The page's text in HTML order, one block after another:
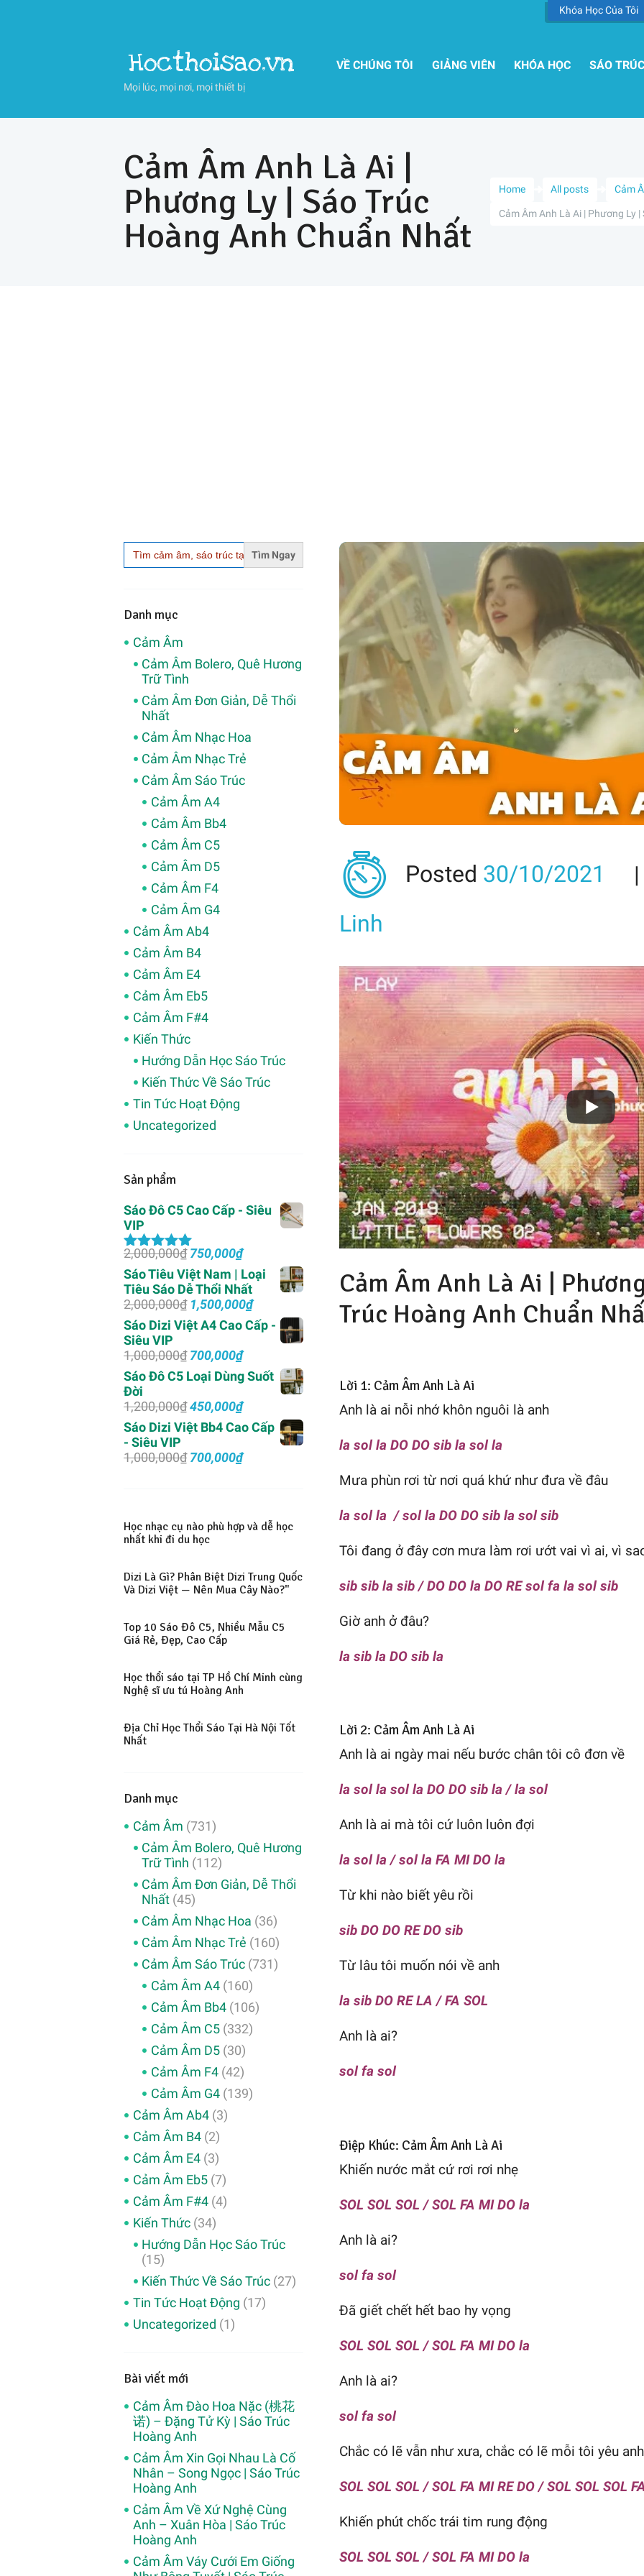
Khóa Học Của Tôi
Hocthoisao.vn
Mọi lúc, mọi nơi, mọi thiết bị
VỀ CHÚNG TÔI GIẢNG VIÊN KHÓA HỌC SÁO TRÚC
Home All posts Cảm
Cảm Âm Anh Là Ai | Phương Ly
Cảm Âm Anh Là Ai |
Phương Ly | Sáo Trúc
Hoàng Anh Chuẩn Nhất
Posted 30/10/2021
Linh
Cảm Âm Anh Là Ai |
Trúc Hoàng Anh Chuẩn
Lời 1: Cảm Âm Anh Là Ai
Anh là ai nỗi nhớ khôn nguôi là anh
la sol la DO DO sib la sol la
Mưa phùn rơi từ nơi quá khứ như đưa về đâu
la sol la / sol la DO DO sib la sol sib
Tôi đang ở đây cơn mưa làm rơi ướt vai vì ai, vì
sib sib la sib / DO DO la DO RE sol fa la sol sib
Giờ anh ở đâu?
la sib la DO sib la
Lời 2: Cảm Âm Anh Là Ai
Anh là ai ngày mai nếu bước chân tôi cô đơn về
la sol la sol la DO DO sib la / la sol
Anh là ai mà tôi cứ luôn luôn đợi
la sol la / sol la FA MI DO la
Từ khi nào biết yêu rồi
sib DO DO RE DO sib
Từ lâu tôi muốn nói về anh
la sib DO RE LA / FA SOL
Anh là ai?
sol fa sol
Điệp Khúc: Cảm Âm Anh Là Ai
Khiến nước mắt cứ rơi rơi nhẹ
SOL SOL SOL / SOL FA MI DO la
Anh là ai?
sol fa sol
Đã giết chết hết bao hy vọng
SOL SOL SOL / SOL FA MI DO la
Anh là ai?
sol fa sol
Chắc có lẽ vẫn như xưa, chắc có lẽ mỗi tôi yêu anh
SOL SOL SOL / SOL FA MI RE DO / SOL SOL SOL
Khiến phút chốc trái tim rung động
SOL SOL SOL / SOL FA MI DO la
Search
for:
Danh mục
Cảm Âm
Cảm Âm Bolero, Quê Hương
Trữ Tình
Cảm Âm Đơn Giản, Dễ Thổi
Nhất
Cảm Âm Nhạc Hoa
Cảm Âm Nhạc Trẻ
Cảm Âm Sáo Trúc
Cảm Âm A4
Cảm Âm Bb4
Cảm Âm C5
Cảm Âm D5
Cảm Âm F4
Cảm Âm G4
Cảm Âm Ab4
Cảm Âm B4
Cảm Âm E4
Cảm Âm Eb5
Cảm Âm F#4
Kiến Thức
Hướng Dẫn Học Sáo Trúc
Kiến Thức Về Sáo Trúc
Tin Tức Hoạt Động
Uncategorized
Sản phẩm
Sáo Đô C5 Cao Cấp - Siêu
VIP
Được xếp
hạng5.005
sao
2,000,000₫ Giá
gốc
là:
2,000,000₫.
750,000₫Giá
hiện
tại
là:
750,000₫.
Sáo Tiêu Việt Nam | Loại
Tiêu Sáo Dễ Thổi Nhất
2,000,000₫ Giá
gốc
là:
2,000,000₫.
1,500,000₫Giá
hiện
tại
Sáo Dizi Việt A4 Cao Cấp -
Siêu VIP
1,000,000₫ Giá
gốc
là:
1,000,000₫.
700,000₫Giá
hiện
tại
là:
Sáo Đô C5 Loại Dùng Suốt
Đời
1,200,000₫Giá
gốc
là:
1,200,000₫.
450,000₫Giá
hiện
tại
là:
Sáo Dizi Việt Bb4 Cao Cấp
- Siêu VIP
1,000,000₫ Giá
700,000₫Giá
700,000₫.
Học nhạc cụ nào phù hợp và dễ học
nhất khi đi du học
Dizi Là Gì? Phân Biệt Dizi Trung Quốc
Và Dizi Việt — Nên Mua Cây Nào?"
Top 10 Sáo Đô C5, Nhiều Mẫu C5
Giá Rẻ, Đẹp, Cao Cấp
Học thổi sáo tại TP Hồ Chí Minh cùng
Nghệ sĩ ưu tú Hoàng Anh
Địa Chỉ Học Thổi Sáo Tại Hà Nội Tốt
Nhất
Danh mục
Cảm Âm (731)
Cảm Âm Bolero, Quê Hương
Trữ Tình (112)
Cảm Âm Đơn Giản, Dễ Thổi
Nhất (45)
Cảm Âm Nhạc Hoa (36)
Cảm Âm Nhạc Trẻ (160)
Cảm Âm Sáo Trúc (731)
Cảm Âm A4(160)
Cảm Âm Bb4(106)
Cảm Âm C5(332)
Cảm Âm D5(30)
Cảm Âm F4(42)
Cảm Âm G4(139)
Cảm Âm Ab4(3)
Cảm Âm B4(2)
Cảm Âm E4(3)
Cảm Âm Eb5(7)
Cảm Âm F#4(4)
Kiến Thức(34)
Hướng Dẫn Học Sáo Trúc
(15)
Kiến Thức Về Sáo Trúc (27)
Tin Tức Hoạt Động (17)
Uncategorized (1)
Bài viết mới
Cảm Âm Đào Hoa Nặc (桃花
诺) – Đặng Tử Kỳ | Sáo Trúc
Hoàng Anh
Cảm Âm Xin Gọi Nhau Là Cố
Nhân – Song Ngọc | Sáo Trúc
Hoàng Anh
Cảm Âm Về Xứ Nghệ Cùng
Anh – Xuân Hòa | Sáo Trúc
Hoàng Anh
Cảm Âm Váy Cưới Em Giống